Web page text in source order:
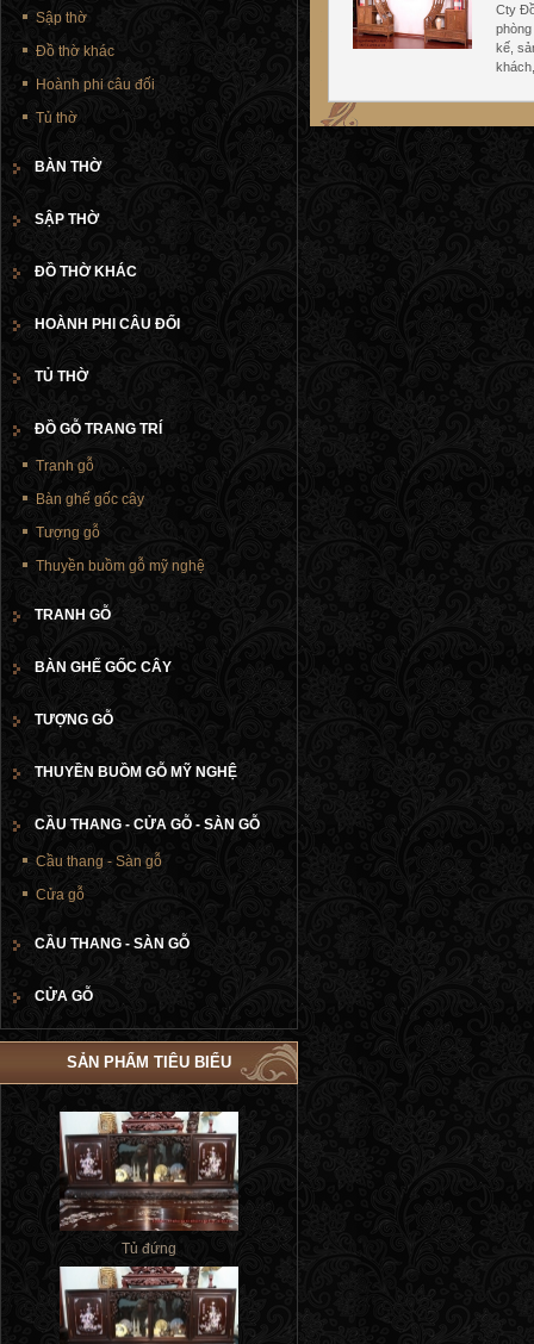
Cty
kế,
Sập thờ
Đồ thờ khác
Hoành phi câu đối
Tủ thờ
BÀN THỜ
SẬP THỜ
ĐỒ THỜ KHÁC
HOÀNH PHI CÂU ĐỐI
TỦ THỜ
ĐỒ GỖ TRANG TRÍ
Tranh gỗ
Bàn ghế gốc cây
Tượng gỗ
Thuyền buồm gỗ mỹ nghệ
TRANH GỖ
BÀN GHẾ GỐC CÂY
TƯỢNG GỖ
THUYỀN BUỒM GỖ MỸ NGHỆ
CẦU THANG - CỬA GỖ - SÀN GỖ
Cầu thang - Sàn gỗ
Cửa gỗ
CẦU THANG - SÀN GỖ
CỬA GỖ
SẢN PHẨM TIÊU BIỂU